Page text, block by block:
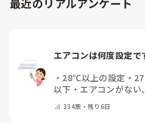
エアコンは何度設定で
・ 28℃以上の設定 ・
以下 ・ エアコンがない
334票・残り6日